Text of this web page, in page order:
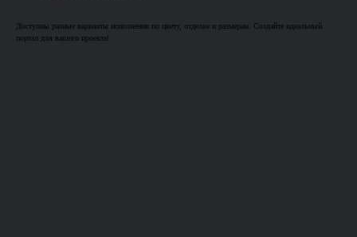
Доступны разные варианты исполнения по цвету, отделке и размерам. Создайте идеальный
портал для вашего проекта!